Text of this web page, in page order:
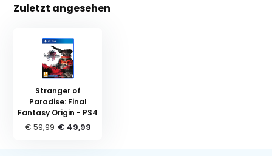
Zuletzt angesehen
Stranger of
Paradise: Final
Fantasy Origin - PS4
€ 59,99 € 49,99